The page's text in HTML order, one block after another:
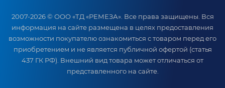
2007-2026 © ООО «ТД «РЕМЕЗА». Все права защищены. Вся
информация на сайте размещена в целях предоставления
возможности покупателю ознакомиться с товаром перед его
приобретением и не является публичной офертой (статья
437 ГК РФ). Внешний вид товара может отличаться от
представленного на сайте.